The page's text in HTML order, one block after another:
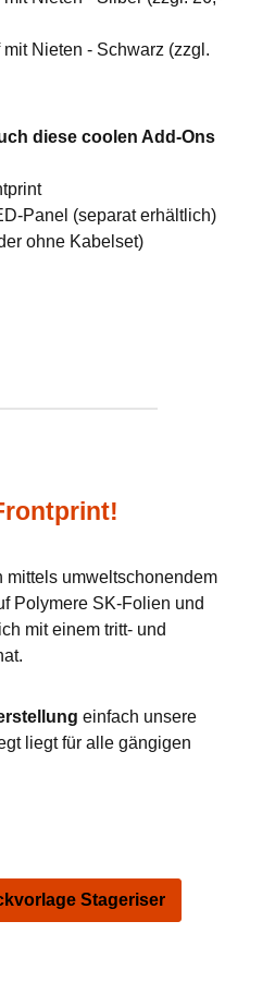
Nieten - Schwarz (zzgl.
diese coolen Add-Ons
Panel (separat erhältlich)
ohne Kabelset)
mittels umweltschonendem
Polymere SK-Folien und
mit einem tritt- und
einfach unsere
liegt für alle gängigen
Stageriser